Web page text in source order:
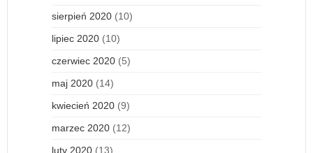
sierpień 2020 (10)
lipiec 2020 (10)
czerwiec 2020 (5)
maj 2020 (14)
kwiecień 2020 (9)
marzec 2020 (12)
luty 2020 (13)